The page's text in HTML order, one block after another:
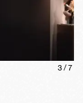
3 /7